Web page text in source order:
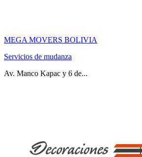
MEGA MOVERS BOLIVIA
Servicios de mudanza
Av. Manco Kapac y 6 de...